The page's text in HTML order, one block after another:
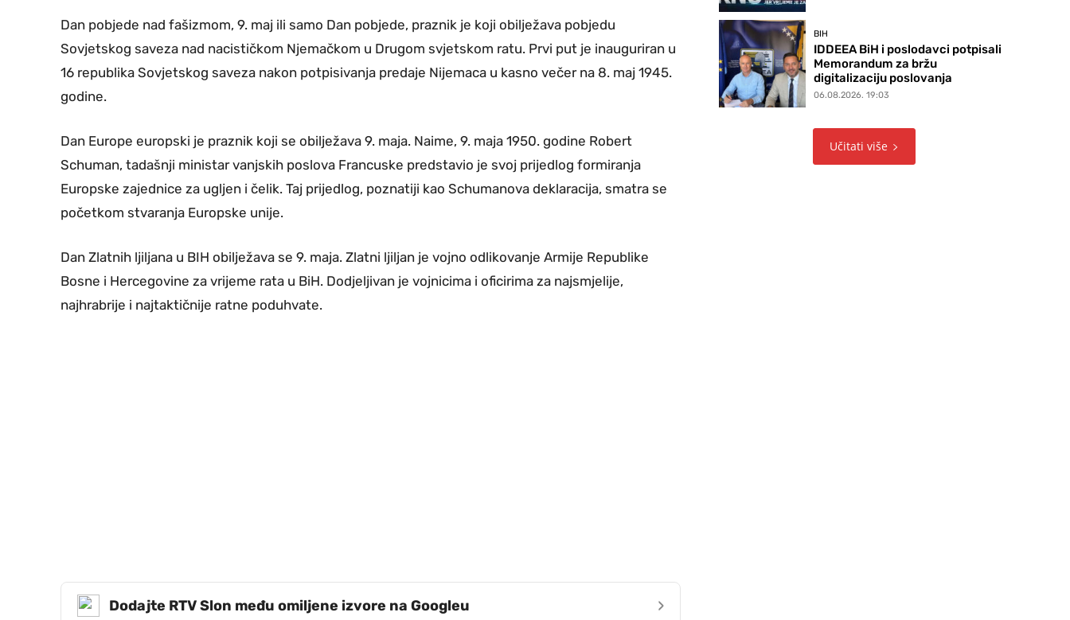
Dan pobjede nad fašizmom, 9. maj ili samo Dan pobjede, praznik je koji obilježava pobjedu
Sovjetskog saveza nad nacističkom Njemačkom u Drugom svjetskom ratu. Prvi put je inauguriran u
16 republika Sovjetskog saveza nakon potpisivanja predaje Nijemaca u kasno večer na 8. maj 1945.
godine.
Dan Europe europski je praznik koji se obilježava 9. maja. Naime, 9. maja 1950. godine Robert
Schuman, tadašnji ministar vanjskih poslova Francuske predstavio je svoj prijedlog formiranja
Europske zajednice za ugljen i čelik. Taj prijedlog, poznatiji kao Schumanova deklaracija, smatra se
početkom stvaranja Europske unije.
Dan Zlatnih ljiljana u BIH obilježava se 9. maja. Zlatni ljiljan je vojno odlikovanje Armije Republike
Bosne i Hercegovine za vrijeme rata u BiH. Dodjeljivan je vojnicima i oficirima za najsmjelije,
najhrabrije i najtaktičnije ratne poduhvate.
Dodajte RTV Slon među omiljene izvore na Googleu ›
BIH
IDDEEA BiH i poslodavci potpisali
Memorandum za bržu
digitalizaciju poslovanja
06.08.2026. 19:03
Učitati više